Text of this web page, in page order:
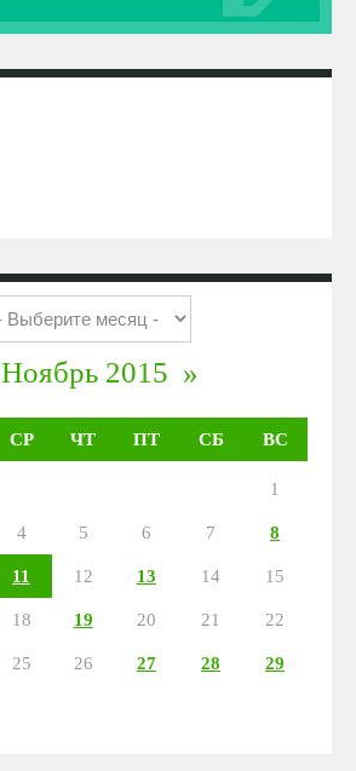
Ноябрь 2015 »
СР ЧТ ПТ СБ ВС
1
4 5 6 7 8
11 12 13 14 15
18 19 20 21 22
25 26 27 28 29